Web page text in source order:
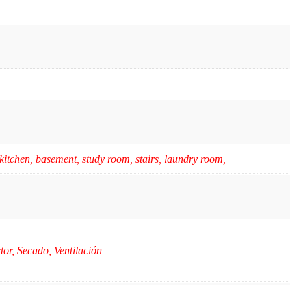
basement, study room, stairs, laundry room,
Secado, Ventilación